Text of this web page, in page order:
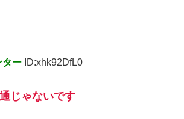
ター ID:xhk92DfL0
じゃないです